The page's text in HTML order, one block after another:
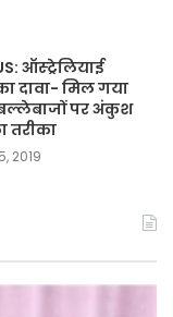
ऑस्ट्रेलियाई
दावा- मिल गया
पर अंकुश
तरीका
2019